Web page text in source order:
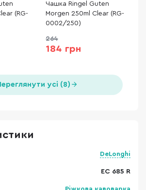
(RG-
Чашка Ringel Guten
Morgen 250ml Clear (RG-
0002/250)
264
184 грн
усі (8)
DeLonghi
EC 685 R